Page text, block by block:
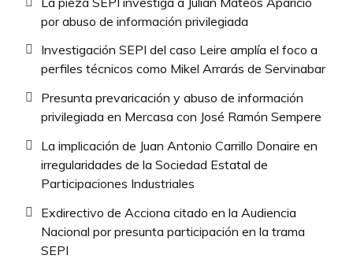
por abuso de información privilegiada
Investigación SEPI del caso Leire amplía el foco a
perfiles técnicos como Mikel Arrarás de Servinabar
Presunta prevaricación y abuso de información
privilegiada en Mercasa con José Ramón Sempere
La implicación de Juan Antonio Carrillo Donaire en
irregularidades de la Sociedad Estatal de
Participaciones Industriales
Exdirectivo de Acciona citado en la Audiencia
Nacional por presunta participación en la trama
SEPI